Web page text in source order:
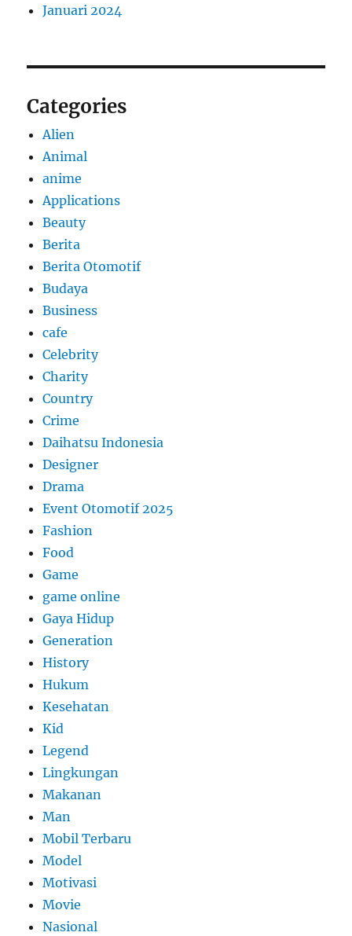
Januari 2024
Categories
Alien
Animal
anime
Applications
Beauty
Berita
Berita Otomotif
Budaya
Business
cafe
Celebrity
Charity
Country
Crime
Daihatsu Indonesia
Designer
Drama
Event Otomotif 2025
Fashion
Food
Game
game online
Gaya Hidup
Generation
History
Hukum
Kesehatan
Kid
Legend
Lingkungan
Makanan
Man
Mobil Terbaru
Model
Motivasi
Movie
Nasional